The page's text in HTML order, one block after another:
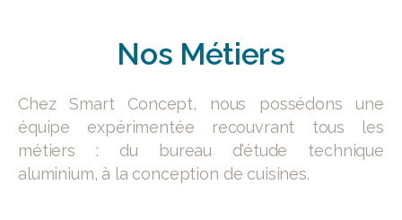
Nos Métiers
Chez Smart Concept, nous possédons une
équipe expérimentée recouvrant tous les
métiers : du bureau d’étude technique
aluminium, à la conception de cuisines.